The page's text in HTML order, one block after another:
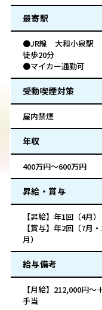
最寄駅
●JR線 大和小泉駅
徒歩20分
●マイカー通勤可
受動喫煙対策
屋内禁煙
年収
400万円～600万円
昇給・賞与
【昇給】年1回（4月）
【賞与】年2回（7月
月）
給与備考
【月給】212,000円～
手当